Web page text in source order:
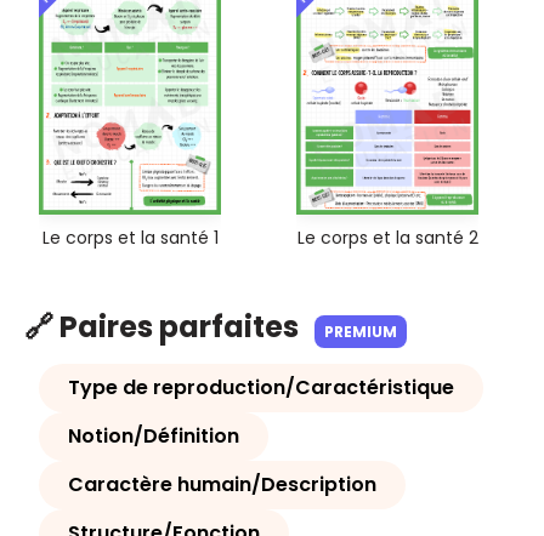
Le corps et la santé 1 Le corps et la santé 2
🔗 Paires parfaites PREMIUM
Type de reproduction/Caractéristique
Notion/Définition
Caractère humain/Description